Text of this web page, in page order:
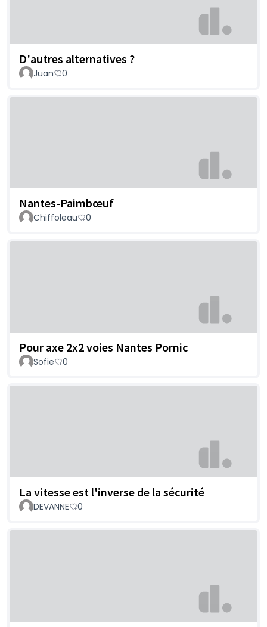
D'autres alternatives ?
Juan 0
Nantes-Paimbœuf
Chiffoleau 0
Pour axe 2x2 voies Nantes Pornic
Sofie 0
La vitesse est l'inverse de la sécurité
DEVANNE 0